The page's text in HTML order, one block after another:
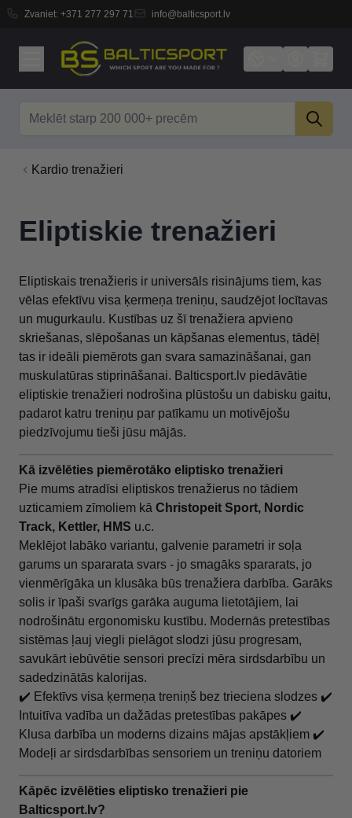
Zvaniet: +371 277 297 71 info@balticsport.lv
Kardio trenažieri
Eliptiskie trenažieri
Eliptiskais trenažieris ir universāls risinājums tiem, kas
vēlas efektīvu visa ķermeņa treniņu, saudzējot locītavas
un mugurkaulu. Kustības uz šī trenažiera apvieno
skriešanas, slēpošanas un kāpšanas elementus, tādēļ
tas ir ideāli piemērots gan svara samazināšanai, gan
muskulatūras stiprināšanai. Balticsport.lv piedāvātie
eliptiskie trenažieri nodrošina plūstošu un dabisku gaitu,
padarot katru treniņu par patīkamu un motivējošu
piedzīvojumu tieši jūsu mājās.
Kā izvēlēties piemērotāko eliptisko trenažieri
Pie mums atradīsi eliptiskos trenažierus no tādiem
uzticamiem zīmoliem kā Christopeit Sport, Nordic
Track, Kettler, HMS u.c.
Meklējot labāko variantu, galvenie parametri ir soļa
garums un spararata svars - jo smagāks spararats, jo
vienmērīgāka un klusāka būs trenažiera darbība. Garāks
solis ir īpaši svarīgs garāka auguma lietotājiem, lai
nodrošinātu ergonomisku kustību. Modernās pretestības
sistēmas ļauj viegli pielāgot slodzi jūsu progresam,
savukārt iebūvētie sensori precīzi mēra sirdsdarbību un
sadedzinātās kalorijas.
✔️ Efektīvs visa ķermeņa treniņš bez trieciena slodzes ✔️
Intuitīva vadība un dažādas pretestības pakāpes ✔️
Klusa darbība un moderns dizains mājas apstākļiem ✔️
Modeļi ar sirdsdarbības sensoriem un treniņu datoriem
Kāpēc izvēlēties eliptisko trenažieri pie
Balticsport.lv?